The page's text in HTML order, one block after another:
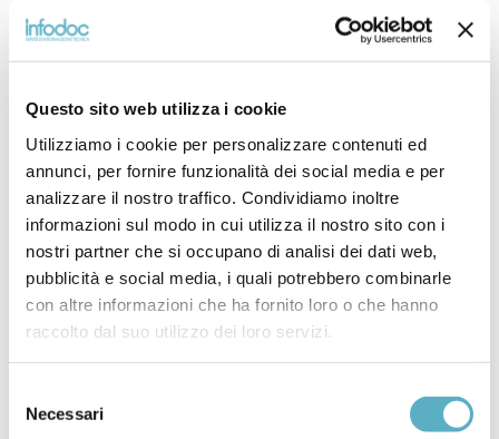
Questo sito web utilizza i cookie
Utilizziamo i cookie per personalizzare contenuti ed
annunci, per fornire funzionalità dei social media e per
analizzare il nostro traffico. Condividiamo inoltre
informazioni sul modo in cui utilizza il nostro sito con i
nostri partner che si occupano di analisi dei dati web,
pubblicità e social media, i quali potrebbero combinarle
con altre informazioni che ha fornito loro o che hanno
raccolto dal suo utilizzo dei loro servizi.
delNecessari
AIPE, INFODOC e REIMANDI vi invitano a partecipare
al webinar esclusivo dedicato alle principali novità del
imperdibile per rimanere aggiornati sugli sviluppi
normativi più importanti nel settore della
progettazione e costruzione di attrezzature a
pressione. Dettagli dell’evento Data: 20 ottobre 2025
Orario: 10:00 – 12:00 Modalità: Online Partecipazione